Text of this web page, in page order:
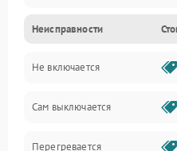
Неисправности
Не включается
Сам выключается
Перегревается